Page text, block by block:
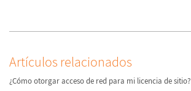
Artículos relacionados
¿Cómo otorgar acceso de red para mi licencia de sitio?